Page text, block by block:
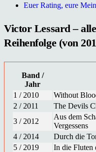
Euer Rating, eure
Victor Lessard –
Reihenfolge (von
Band /
Jahr
1 / 2010
Without
2 / 2011
The Devils
3 / 2012
Aus dem
Vergessens
4 / 2014
Durch die
5 / 2019
In die Fluten